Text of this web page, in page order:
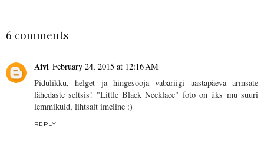
6 comments
Aivi February 24, 2015 at 12:16 AM
Pidulikku, helget ja hingesooja vabariigi aastapäeva armsate
lähedaste seltsis! "Little Black Necklace" foto on üks mu suuri
lemmikuid, lihtsalt imeline :)
REPLY